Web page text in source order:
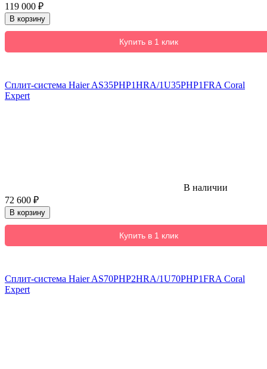
119 000 ₽
В корзину
Купить в 1 клик
Сплит-система Haier AS35PHP1HRA/1U35PHP1FRA Coral
Expert
В наличии
72 600 ₽
В корзину
Купить в 1 клик
Сплит-система Haier AS70PHP2HRA/1U70PHP1FRA Coral
Expert